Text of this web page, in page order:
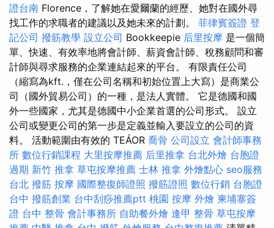
證台南 Florence，了解她在愛爾蘭的經歷、她對在國外尋
找工作的求職者的建議以及她未來的計劃。 菲律賓簽證 登
記公司 撥筋教學 設立公司 Bookkeepie 后里按摩 是一個簡
單、快速、有效率地將會計師、薪資會計師、稅務顧問和審
計師與尋求服務的企業連結起來的平台。 有限責任公司
（縮寫為kft.，僅在公司名稱和初始位置上大寫）是商業公
司（國外貿易公司）的一種，是法人實體。 它是德國和國
外一些國家，尤其是德國中小企業首選的公司形式。 設立
公司或變更公司的第一步是定義並輸入要設立的公司的資
料。 活動範圍由有效的 TEÁOR 喬骨 公司設立 會計師事務
所 數位行銷課程 大里按摩推薦 后里推拿 台北外燴 台胞證
過期 新竹 推拿 草屯按摩推薦 士林 推拿 外燴點心 seo服務
台北 撥筋 按摩 國際整復師證照 撥筋證照 數位行銷 台胞證
台中 撥筋創業 台中刮痧推薦ptt 桃園 按摩 外燴 柬埔寨簽
證 台中 整骨 會計事務所 自助餐外燴 逢甲 整骨 草屯按摩